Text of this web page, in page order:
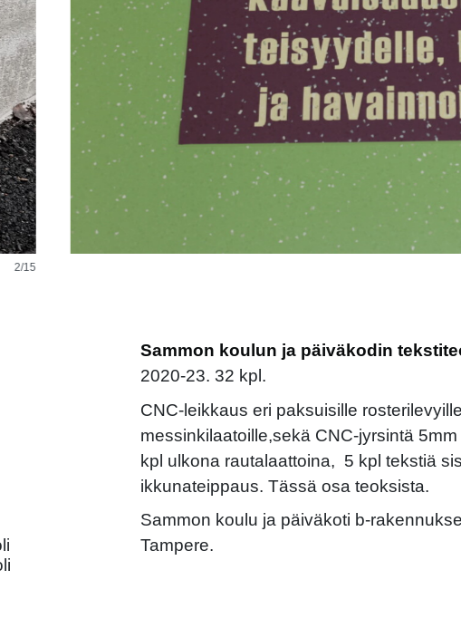
Sammon koulun ja päiväkodin
2020-23. 32 kpl.
CNC-leikkaus eri paksuisille
messinkilaatoille,sekä CNC-jyrsintä
kpl ulkona rautalaattoina, 5 kpl tekstiä
ikkunateippaus. Tässä osa teoksista.
Sammon koulu ja päiväkoti b-
Tampere.